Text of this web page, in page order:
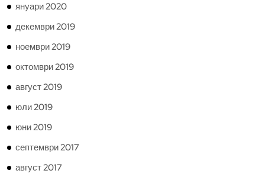
януари 2020
декември 2019
ноември 2019
октомври 2019
август 2019
юли 2019
юни 2019
септември 2017
август 2017